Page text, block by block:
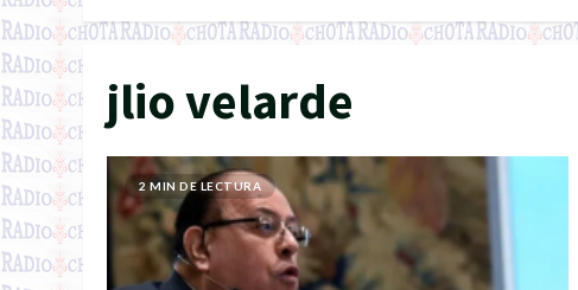
jlio velarde
2 MIN DE LECTURA